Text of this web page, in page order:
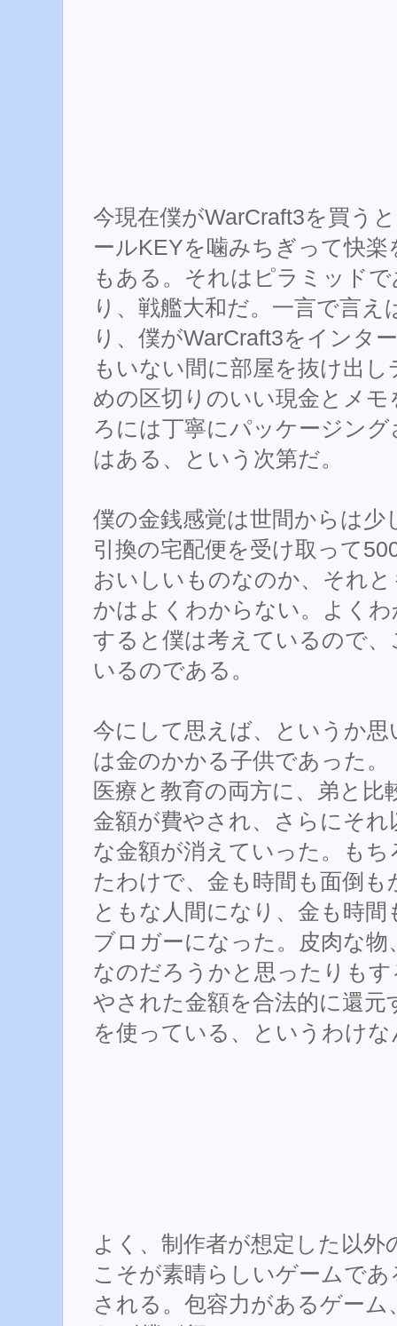
今現在僕がWarCraft3を買う
ールKEYを噛みちぎって快
もある。それはピラミッド
り、戦艦大和だ。一言で言
り、僕がWarCraft3をインタ
もいない間に部屋を抜け出
めの区切りのいい現金とメ
ろには丁寧にパッケージン
はある、という次第だ。
僕の金銭感覚は世間からは
引換の宅配便を受け取って
おいしいものなのか、それ
かはよくわからない。よく
すると僕は考えているので
いるのである。
今にして思えば、というか
は金のかかる子供であった。
医療と教育の両方に、弟と
金額が費やされ、さらにそ
な金額が消えていった。も
たわけで、金も時間も面倒
ともな人間になり、金も時
ブロガーになった。皮肉な
なのだろうかと思ったりも
やされた金額を合法的に還元
を使っている、というわけ
よく、制作者が想定した以
こそが素晴らしいゲームで
される。包容力があるゲー